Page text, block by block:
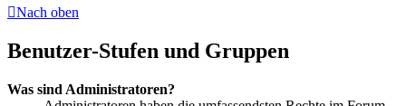
Nach oben
Benutzer-Stufen und Gruppen
Was sind Administratoren?